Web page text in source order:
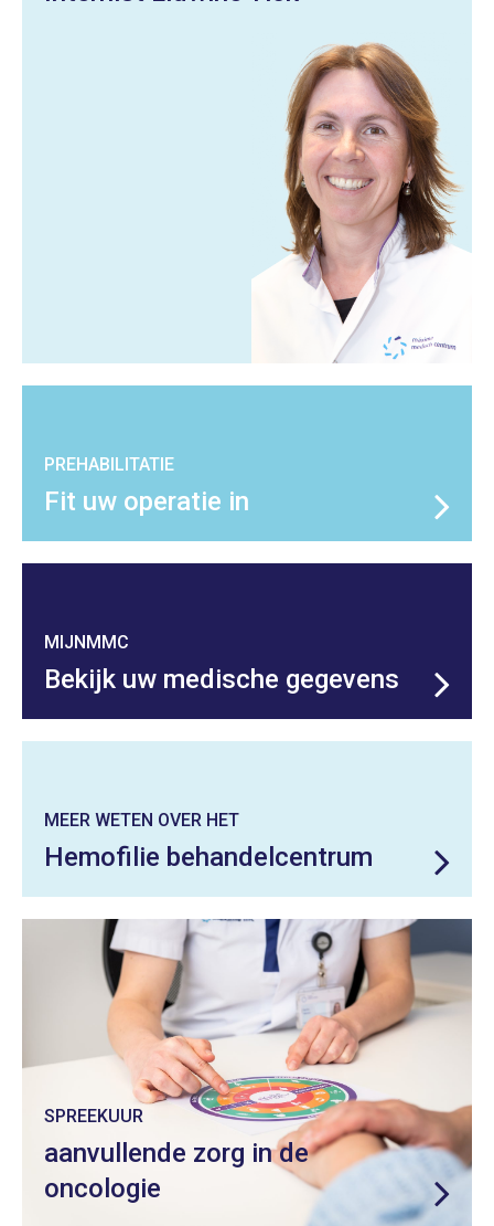
PREHABILITATIE
Fit uw operatie in
MIJNMMC
Bekijk uw medische gegevens
MEER WETEN OVER HET
Hemofilie behandelcentrum
SPREEKUUR
aanvullende zorg in de
oncologie